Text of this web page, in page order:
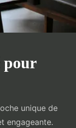
pour
unique de
engageante.